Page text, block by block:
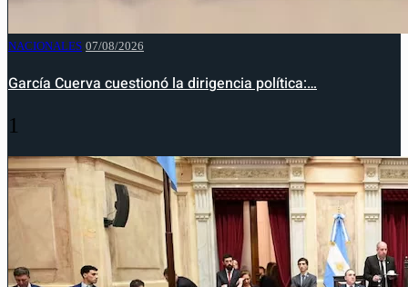
NACIONALES 07/08/2026
García Cuerva cuestionó la dirigencia política:…
1